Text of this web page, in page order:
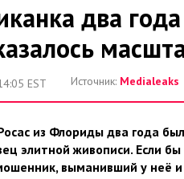
два
EST Источник: Medialeaks
из Флориды два года
элитной живописи. Если
выманивший у неё